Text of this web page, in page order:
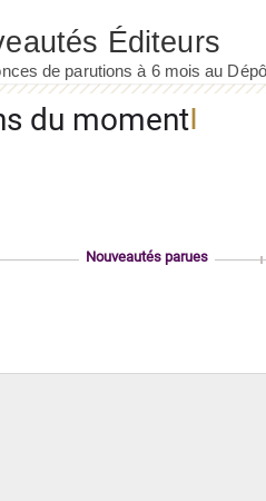
du moment
Nouveautés parues